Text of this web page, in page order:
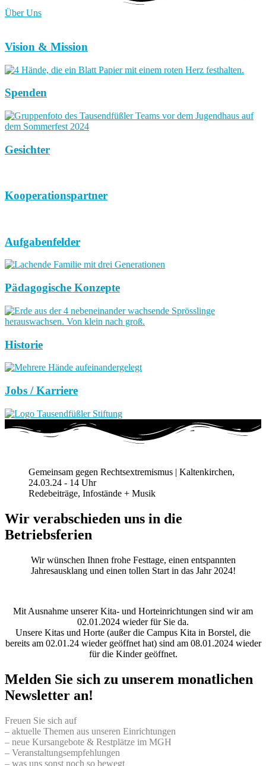
Über Uns
Vision & Mission
Spenden
Gesichter
Kooperationspartner
Aufgabenfelder
Pädagogische Konzepte
Historie
Jobs / Karriere
Gemeinsam gegen Rechtsextremismus | Kaltenkirchen,
24.03.24 - 14 Uhr
Redebeiträge, Infostände + Musik
Wir verabschieden uns in die
Betriebsferien
Wir wünschen Ihnen frohe Festtage, einen entspannten
Jahresausklang und einen tollen Start in das Jahr 2024!
Mit Ausnahme unserer Kita- und Horteinrichtungen sind wir am
02.01.2024 wieder für Sie da.
Unsere Kitas und Horte (außer die Campus Kita in Borstel, die
bereits am 02.01.24 wieder geöffnet hat) sind am 08.01.2024 wieder
für die Kinder geöffnet.
Melden Sie sich zu unserem monatlichen
Newsletter an!
Freuen Sie sich auf
– aktuelle Themen aus unseren Einrichtungen
– neue Kursangebote & Restplätze im MGH
– Veranstaltungsempfehlungen
– was uns sonst noch so bewegt